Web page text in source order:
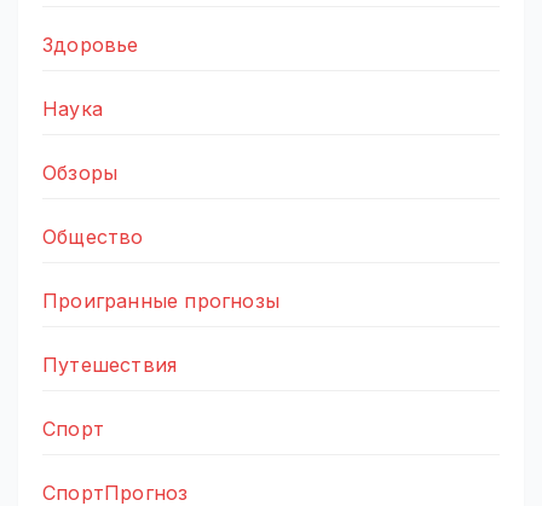
Здоровье
Наука
Обзоры
Общество
Проигранные прогнозы
Путешествия
Спорт
СпортПрогноз